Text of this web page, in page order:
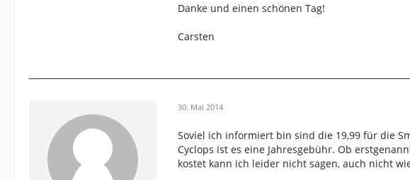
Danke und einen schönen Tag!
Carsten
30. Mai 2014
Soviel ich informiert bin sind die 19,99 für die
Cyclops ist es eine Jahresgebühr. Ob
kostet kann ich leider nicht sagen, auch nicht